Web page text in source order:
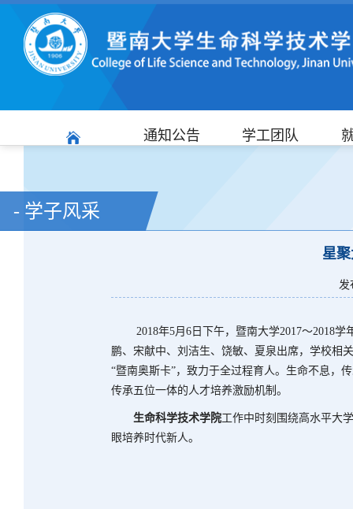
通知公告 学工团队
- 学子风采
星
发
2018年5月6日下午，暨南大学2017～2018学
鹏、宋献中、刘洁生、饶敏、夏泉出席，学校相
“暨南奥斯卡”，致力于全过程育人。生命不息，
传承五位一体的人才培养激励机制。
生命科学技术学院工作中时刻围绕高水平大
眼培养时代新人。